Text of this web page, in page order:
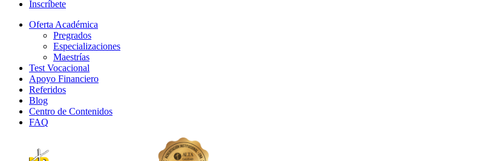
Inscríbete
Oferta Académica
Pregrados
Especializaciones
Maestrías
Test Vocacional
Apoyo Financiero
Referidos
Blog
Centro de Contenidos
FAQ